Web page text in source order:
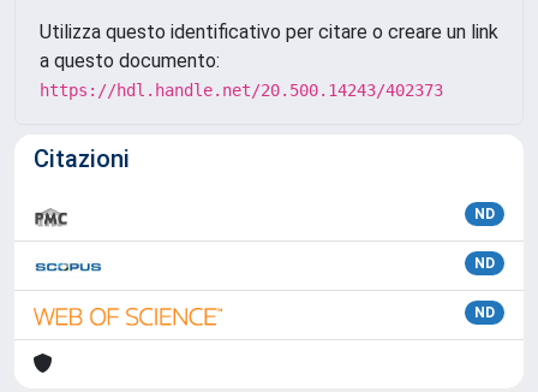
Utilizza questo identificativo per citare o creare un link
a questo documento:
https://hdl.handle.net/20.500.14243/402373
Citazioni
ND
ND
ND